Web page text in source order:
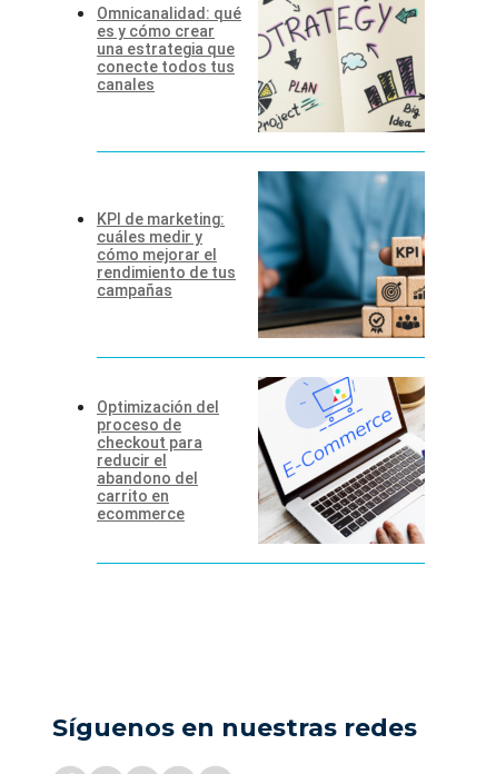
Omnicanalidad: qué
es y cómo crear
una estrategia que
conecte todos tus
canales
KPI de marketing:
cuáles medir y
cómo mejorar el
rendimiento de tus
campañas
Optimización del
proceso de
checkout para
reducir el
abandono del
carrito en
ecommerce
Síguenos en nuestras redes